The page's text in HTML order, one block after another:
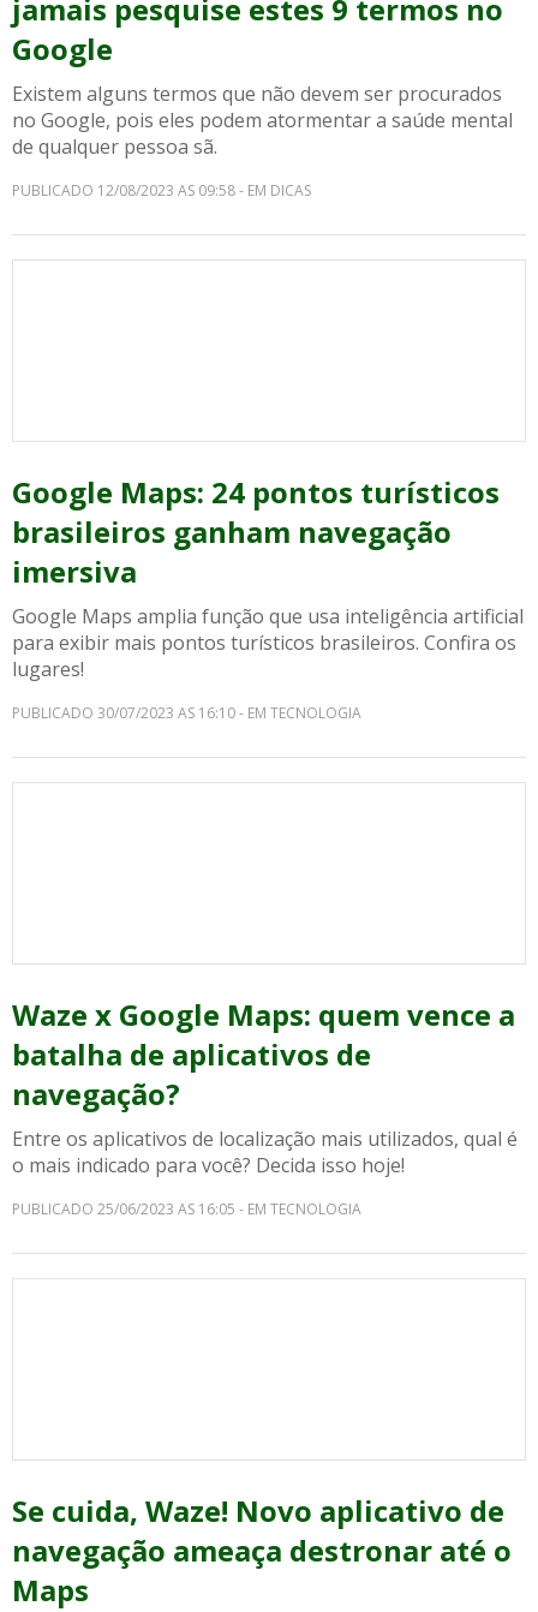
jamais pesquise estes 9 termos no
Google
Existem alguns termos que não devem ser procurados
no Google, pois eles podem atormentar a saúde mental
de qualquer pessoa sã.
PUBLICADO 12/08/2023 AS 09:58 - EM DICAS
Google Maps: 24 pontos turísticos
brasileiros ganham navegação
imersiva
Google Maps amplia função que usa inteligência artificial
para exibir mais pontos turísticos brasileiros. Confira os
lugares!
PUBLICADO 30/07/2023 AS 16:10 - EM TECNOLOGIA
Waze x Google Maps: quem vence a
batalha de aplicativos de
navegação?
Entre os aplicativos de localização mais utilizados, qual é
o mais indicado para você? Decida isso hoje!
PUBLICADO 25/06/2023 AS 16:05 - EM TECNOLOGIA
Se cuida, Waze! Novo aplicativo de
navegação ameaça destronar até o
Maps